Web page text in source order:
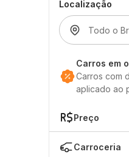
Localização
Carros em
Carros com
aplicado ao
Preço
Carroceria